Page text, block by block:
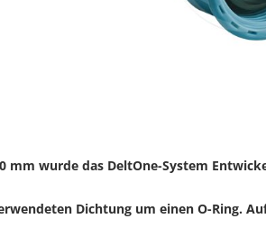
mm wurde das DeltOne-System
Dichtung um einen O-Ring.